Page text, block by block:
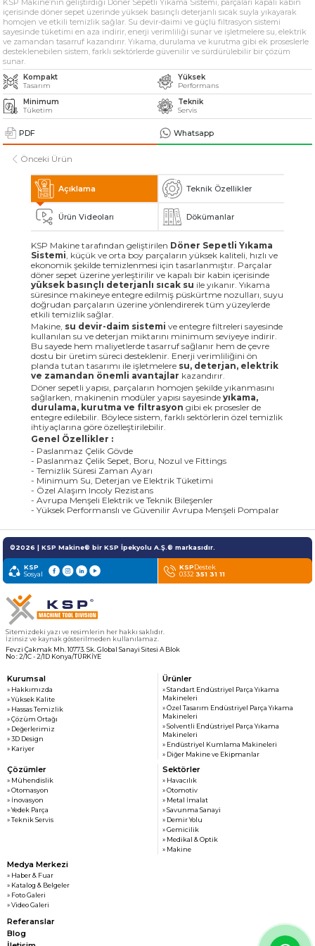
» Solventli Endüstriyel Parça Yıkama Makineleri
» Endüstriyel Kumlama Makineleri
» Diğer Makine ve Ekipmanlar
Tüm hakkı saklıdır. Sitemizde kullanılan tüm içerik ve görseller
KSP Machine'a ait olup izinsiz kullanımı hukuki yaptırıma tabidir.
KSP Makine’nin geliştirdiği Döner Sepetli Yıkama Sistemi, parçaları kapalı kabin
içerisinde döner sepet üzerinde yüksek basınçlı deterjanlı sıcak suyla yıkayarak
homojen ve etkili temizlik sağlar. Su devir-daimi ve güçlü filtrasyon sistemi
sayesinde tüketimi en aza indirir, enerji verimliliği sunar ve işletmelere su, elektrik
ve zamandan tasarruf kazandırır. Yıkama, durulama ve kurutma gibi ek proseslerle
desteklenebilen sistem, farklı sektörlerde güvenilir ve sürdürülebilir bir çözüm
sunar.
Kompakt
Tasarım
Yüksek
Performans
Minimum
Tüketim
Teknik
Servis
PDF Whatsapp
Önceki Ürün
Açıklama Teknik Özellikler
Ürün Videoları Dökümanlar
KSP Makine tarafından geliştirilen Döner Sepetli Yıkama
Sistemi, küçük ve orta boy parçaların yüksek kaliteli, hızlı ve
ekonomik şekilde temizlenmesi için tasarlanmıştır. Parçalar
döner sepet üzerine yerleştirilir ve kapalı bir kabin içerisinde
yüksek basınçlı deterjanlı sıcak su ile yıkanır. Yıkama
süresince makineye entegre edilmiş püskürtme nozulları, suyu
doğrudan parçaların üzerine yönlendirerek tüm yüzeylerde
etkili temizlik sağlar.
Makine, su devir-daim sistemi ve entegre filtreleri sayesinde
kullanılan su ve deterjan miktarını minimum seviyeye indirir.
Bu sayede hem maliyetlerde tasarruf sağlanır hem de çevre
dostu bir üretim süreci desteklenir. Enerji verimliliğini ön
planda tutan tasarımı ile işletmelere su, deterjan, elektrik
ve zamandan önemli avantajlar kazandırır.
Döner sepetli yapısı, parçaların homojen şekilde yıkanmasını
sağlarken, makinenin modüler yapısı sayesindeyıkama,
durulama, kurutma ve filtrasyon gibi ek prosesler de
entegre edilebilir. Böylece sistem, farklı sektörlerin özel temizlik
ihtiyaçlarına göre özelleştirilebilir.
Genel Özellikler :
- Paslanmaz Çelik Gövde
- Paslanmaz Çelik Sepet, Boru, Nozul ve Fittings
- Temizlik Süresi Zaman Ayarı
- Minimum Su, Deterjan ve Elektrik Tüketimi
- Özel Alaşım Incoly Rezistans
- Avrupa Menşeli Elektrik ve Teknik Bileşenler
- Yüksek Performanslı ve Güvenilir Avrupa Menşeli Pompalar
©2026 | KSP Makine® bir KSP İpekyolu A.Ş.® markasıdır.
KSP
Sosyal
KSPDestek
0332 351 31 11
Sitemizdeki yazı ve resimlerin her hakkı saklıdır.
İzinsiz ve kaynak gösterilmeden kullanılamaz.
Fevzi Çakmak Mh. 10773. Sk. Global Sanayi Sitesi A Blok
No : 2/1C - 2/1D Konya/TÜRKİYE
Kurumsal
» Hakkımızda
» Yüksek Kalite
» Hassas Temizlik
» Çözüm Ortağı
» Değerlerimiz
» 3D Design
» Kariyer
Ürünler
» Standart Endüstriyel Parça Yıkama
Makineleri
» Özel Tasarım Endüstriyel Parça Yıkama
Makineleri
» Solventli Endüstriyel Parça Yıkama
Makineleri
» Endüstriyel Kumlama Makineleri
» Diğer Makine ve Ekipmanlar
Çözümler
» Mühendislik
» Otomasyon
» İnovasyon
» Yedek Parça
» Teknik Servis
Sektörler
» Havacılık
» Otomotiv
» Metal İmalat
» Savunma Sanayi
» Demir Yolu
» Gemicilik
» Medikal & Optik
» Makine
Medya Merkezi
» Haber & Fuar
» Katalog & Belgeler
» Foto Galeri
» Video Galeri
Referanslar
Blog